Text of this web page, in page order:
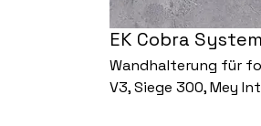
EK Cobra
Wandhalterung für
V3, Siege 300, Mey